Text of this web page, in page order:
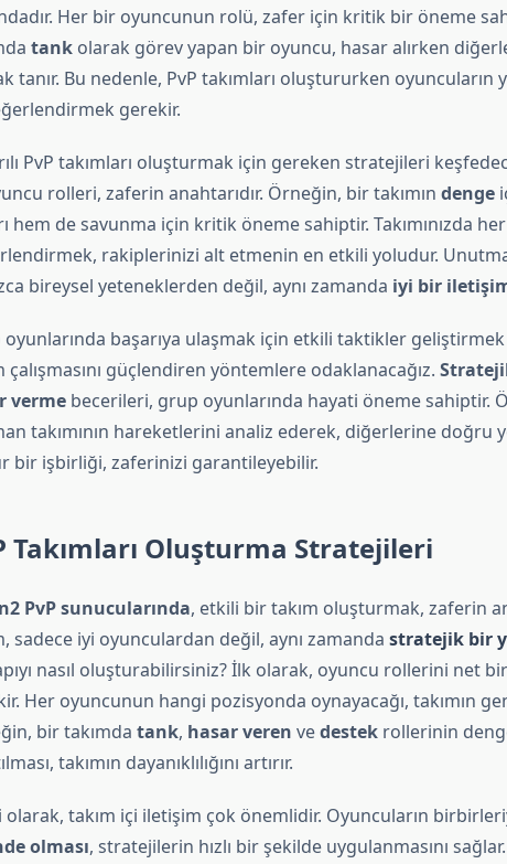
Her bir oyuncunun rolü, zafer için kritik bir öneme
tankolarak görev yapan bir oyuncu, hasar alırken
tanır. Bu nedenle, PvP takımları oluştururken
gerekir.
PvP takımları oluşturmak için gereken stratejileri
rolleri, zaferin anahtarıdır. Örneğin, bir takımın denge
hem de savunma için kritik öneme sahiptir. Takımınızda
rakiplerinizi alt etmenin en etkili yoludur.
bireysel yeteneklerden değil, aynı zamanda iyi bir
oyunlarında başarıya ulaşmak için etkili taktikler
çalışmasını güçlendiren yöntemlere odaklanacağız.
vermebecerileri, grup oyunlarında hayati öneme sahiptir.
takımının hareketlerini analiz ederek, diğerlerine doğru
bir işbirliği, zaferinizi garantileyebilir.
Takımları Oluşturma Stratejileri
PvP sunucularında, etkili bir takım oluşturmak, zaferin
sadece iyi oyunculardan değil, aynı zamanda stratejik bir
nasıl oluşturabilirsiniz? İlk olarak, oyuncu rollerini net
Her oyuncunun hangi pozisyonda oynayacağı, takımın
bir takımda tank, hasar veren vedestekrollerinin
takımın dayanıklılığını artırır.
olarak, takım içi iletişim çok önemlidir. Oyuncuların
olması, stratejilerin hızlı bir şekilde uygulanmasını